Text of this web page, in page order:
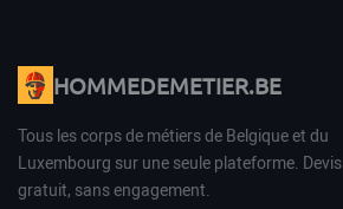
HOMMEDEMETIER.BE
Tous les corps de métiers de Belgique et du
Luxembourg sur une seule plateforme. Devis
gratuit, sans engagement.